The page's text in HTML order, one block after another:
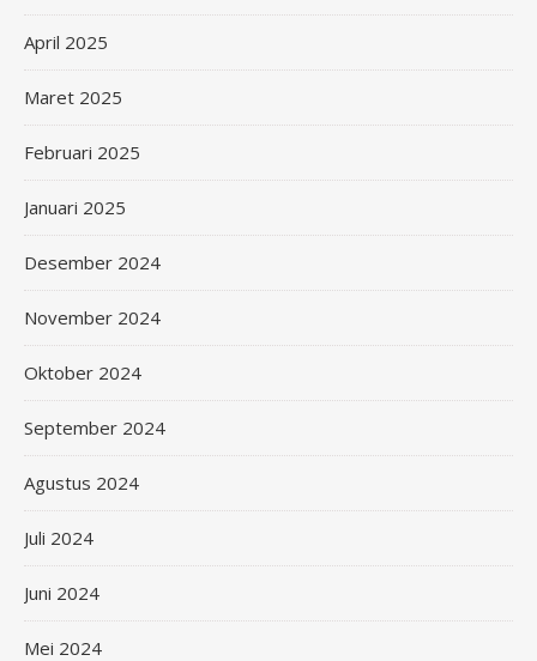
April 2025
Maret 2025
Februari 2025
Januari 2025
Desember 2024
November 2024
Oktober 2024
September 2024
Agustus 2024
Juli 2024
Juni 2024
Mei 2024